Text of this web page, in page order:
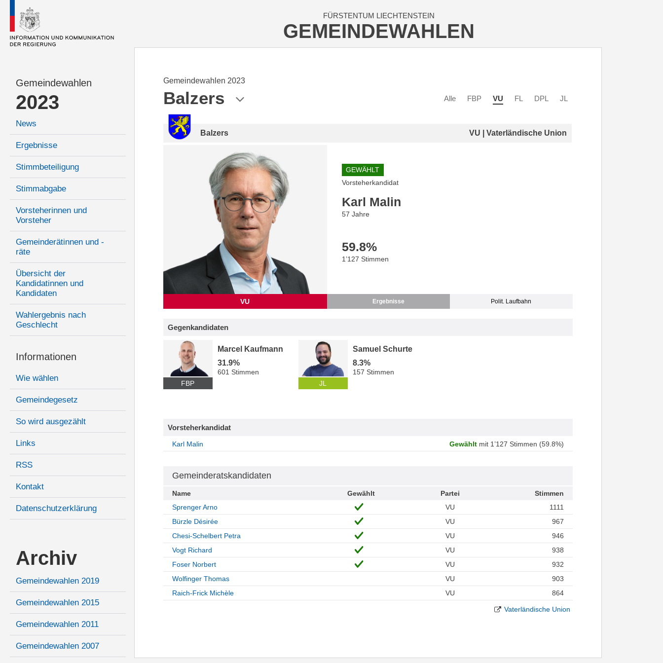
FÜRSTENTUM LIECHTENSTEIN
GEMEINDEWAHLEN
Gemeindewahlen
2023
News
Ergebnisse
Stimmbeteiligung
Stimmabgabe
Vorsteherinnen und
Vorsteher
Gemeinderätinnen und -
räte
Übersicht der
Kandidatinnen und
Kandidaten
Wahlergebnis nach
Geschlecht
Informationen
Wie wählen
Gemeindegesetz
So wird ausgezählt
Links
RSS
Kontakt
Datenschutzerklärung
Archiv
Gemeindewahlen 2019
Gemeindewahlen 2015
Gemeindewahlen 2011
Gemeindewahlen 2007
Gemeindewahlen 2023
Balzers Alle FBP VU FL DPL JL
Balzers VU | Vaterländische Union
VU
GEWÄHLT
Vorsteherkandidat
Karl Malin
57 Jahre
59.8%
1’127 Stimmen
Ergebnisse Polit. Laufbahn
Gegenkandidaten
FBP
Marcel Kaufmann
31.9%
601 Stimmen
JL
Samuel Schurte
8.3%
157 Stimmen
Vorsteherkandidat
Karl Malin Gewähltmit 1’127 Stimmen (59.8%)
Gemeinderatskandidaten
Name Gewählt Partei
Stimmen
Sprenger Arno
VU
1111
Bürzle Désirée
VU
967
Chesi-Schelbert Petra
VU
946
Vogt Richard
VU
938
Foser Norbert
VU
932
Wolfinger Thomas
VU
903
Raich-Frick Michèle
VU 864
Vaterländische Union